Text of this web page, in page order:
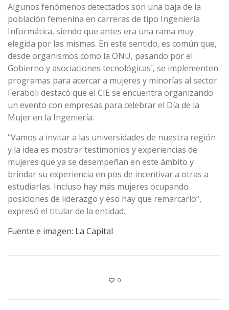
Algunos fenómenos detectados son una baja de la
población femenina en carreras de tipo Ingeniería
Informática, siendo que antes era una rama muy
elegida por las mismas. En este sentido, es común que,
desde organismos como la ONU, pasando por el
Gobierno y asociaciones tecnológicas´, se implementen
programas para acercar a mujeres y minorías al sector.
Feraboli destacó que el CIE se encuentra organizando
un evento con empresas para celebrar el Día de la
Mujer en la Ingeniería.
“Vamos a invitar a las universidades de nuestra región
y la idea es mostrar testimonios y experiencias de
mujeres que ya se desempeñan en este ámbito y
brindar su experiencia en pos de incentivar a otras a
estudiarlas. Incluso hay más mujeres ocupando
posiciones de liderazgo y eso hay que remarcarlo”,
expresó el titular de la entidad.
Fuente e imagen: La Capital
0